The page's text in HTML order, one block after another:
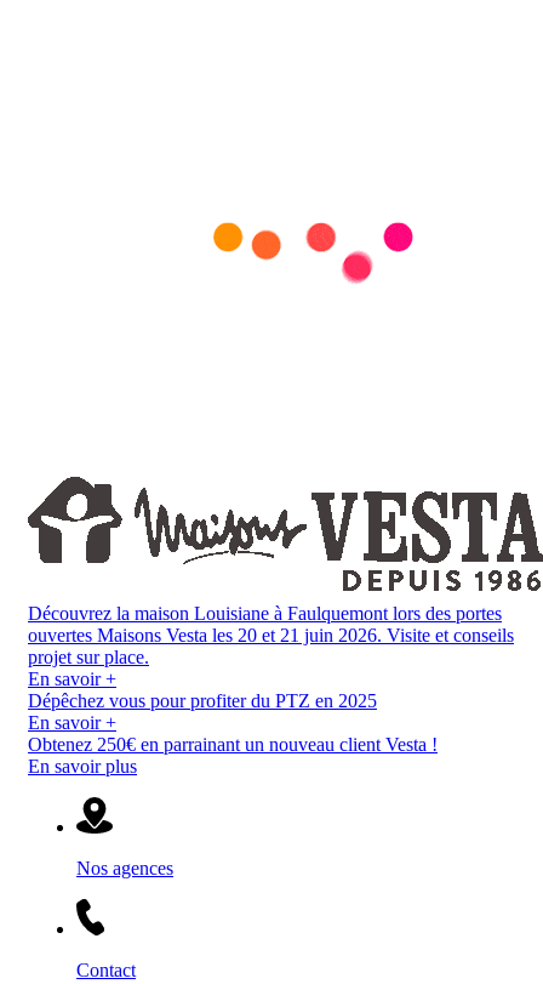
Découvrez la maison Louisiane à Faulquemont lors des portes
ouvertes Maisons Vesta les 20 et 21 juin 2026. Visite et conseils
projet sur place.
En savoir +
Dépêchez vous pour profiter du PTZ en 2025
En savoir +
Obtenez 250€ en parrainant un nouveau client Vesta !
En savoir plus
Nos agences
Contact